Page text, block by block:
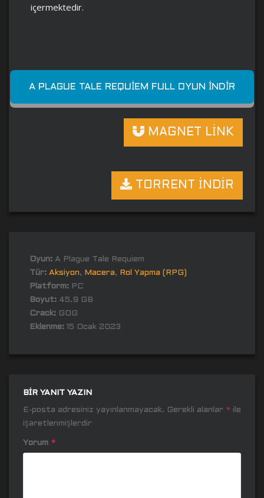
içermektedir.
A PLAGUE TALE REQUIEM FULL OYUN İNDIR
MAGNET LİNK
TORRENT İNDİR
Oyun: A Plague Tale Requiem
Tür: Aksiyon, Macera,
Rol Yapma (RPG)
Platform: PC
Boyut: 45.9 GB
Crack: GOG
Eklenme: 15 Ocak 2023
BIR YANIT YAZIN
E-posta adresiniz yayınlanmayacak. Gerekli alanlar * ile
işaretlenmişlerdir
Yorum *